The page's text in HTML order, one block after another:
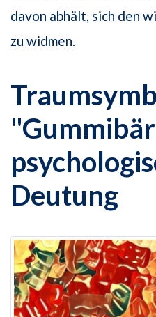
davon abhält, sich den
zu widmen.
Deutung